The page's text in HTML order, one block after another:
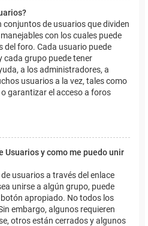
conjuntos de usuarios que dividen
con los cuales puede
foro. Cada usuario puede
cada grupo puede tener
a los administradores, a
usuarios a la vez, tales como
garantizar el acceso a foros
Usuarios y como me puedo unir
usuarios a través del enlace
unirse a algún grupo, puede
apropiado. No todos los
embargo, algunos requieren
otros están cerrados y algunos